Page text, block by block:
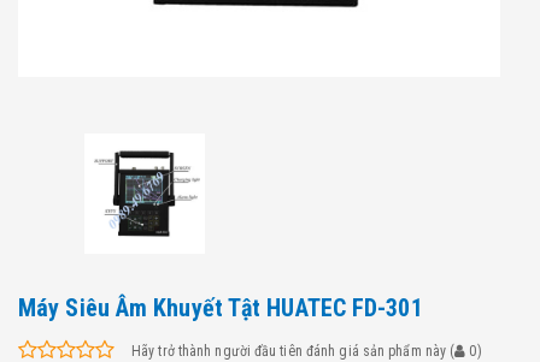
Máy Siêu Âm Khuyết Tật HUATEC FD-301
Hãy trở thành người đầu tiên đánh giá sản phẩm này ( 0)